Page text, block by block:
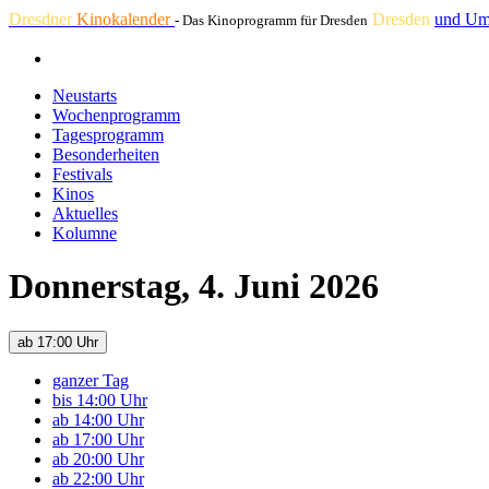
DresdnerKinokalender - Das Kinoprogramm für Dresden Dresden und
Neustarts
Wochenprogramm
Tagesprogramm
Besonderheiten
Festivals
Kinos
Aktuelles
Kolumne
Donnerstag, 4. Juni 2026
ab 17:00 Uhr
ganzer Tag
bis 14:00 Uhr
ab 14:00 Uhr
ab 17:00 Uhr
ab 20:00 Uhr
ab 22:00 Uhr